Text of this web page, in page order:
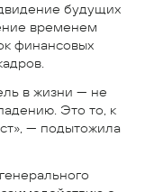
будущих
временем
финансовых
в жизни — не
Это то, к
— подытожила